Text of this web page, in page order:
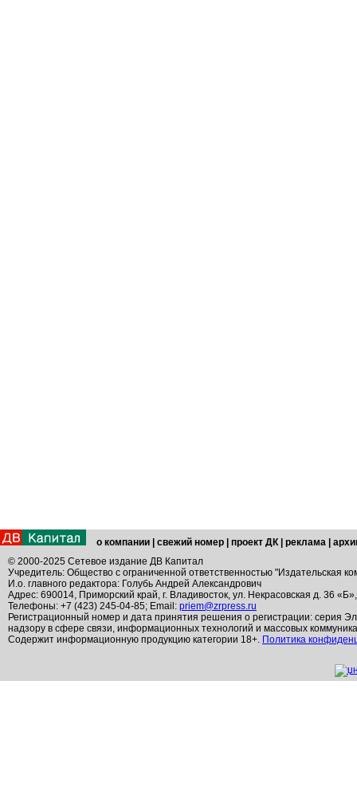
о компании свежий номер проект ДК реклама
© 2000-2025 Сетевое издание ДВ Капитал
Учредитель: Общество с ограниченной ответственностью "Издательская
И.о. главного редактора: Голубь Андрей Александрович
Адрес: 690014, Приморский край, г. Владивосток, ул. Некрасовская д. 36
Телефоны: +7 (423) 245-04-85; Email: priem@zrpress.ru
Регистрационный номер и дата принятия решения о регистрации: серия
надзору в сфере связи, информационных технологий и массовых
Содержит информационную продукцию категории 18+. Политика